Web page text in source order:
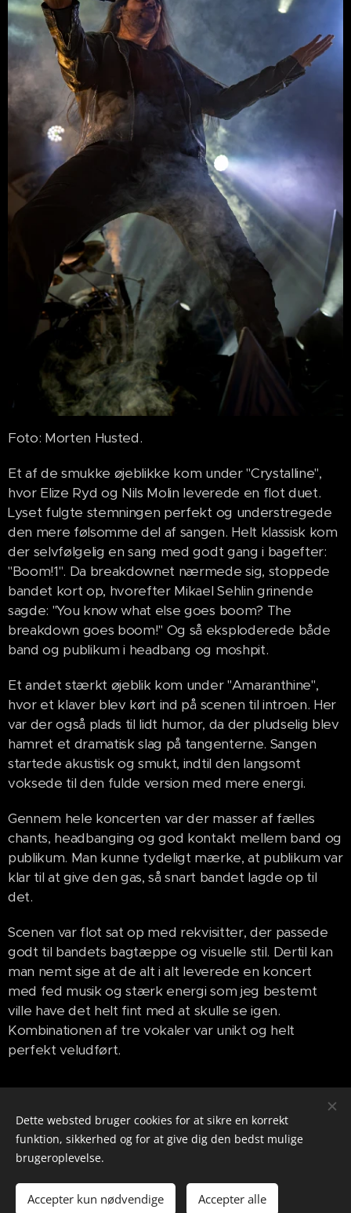
Foto: Morten Husted.
Et af de smukke øjeblikke kom under "Crystalline",
hvor Elize Ryd og Nils Molin leverede en flot duet.
Lyset fulgte stemningen perfekt og understregede
den mere følsomme del af sangen. Helt klassisk kom
der selvfølgelig en sang med godt gang i bagefter:
"Boom!1". Da breakdownet nærmede sig, stoppede
bandet kort op, hvorefter Mikael Sehlin grinende
sagde: "You know what else goes boom? The
breakdown goes boom!" Og så eksploderede både
band og publikum i headbang og moshpit.
Et andet stærkt øjeblik kom under "Amaranthine",
hvor et klaver blev kørt ind på scenen til introen. Her
var der også plads til lidt humor, da der pludselig blev
hamret et dramatisk slag på tangenterne. Sangen
startede akustisk og smukt, indtil den langsomt
voksede til den fulde version med mere energi.
Gennem hele koncerten var der masser af fælles
chants, headbanging og god kontakt mellem band og
publikum. Man kunne tydeligt mærke, at publikum var
klar til at give den gas, så snart bandet lagde op til
det.
Scenen var flot sat op med rekvisitter, der passede
godt til bandets bagtæppe og visuelle stil. Dertil kan
man nemt sige at de alt i alt leverede en koncert
med fed musik og stærk energi som jeg bestemt
ville have det helt fint med at skulle se igen.
Kombinationen af tre vokaler var unikt og helt
perfekt veludført.
info@soundscribe.dk
Dette websted bruger cookies for at sikre en korrekt
funktion, sikkerhed og for at give dig den bedst mulige
brugeroplevelse.
Accepter kun nødvendige Accepter alle